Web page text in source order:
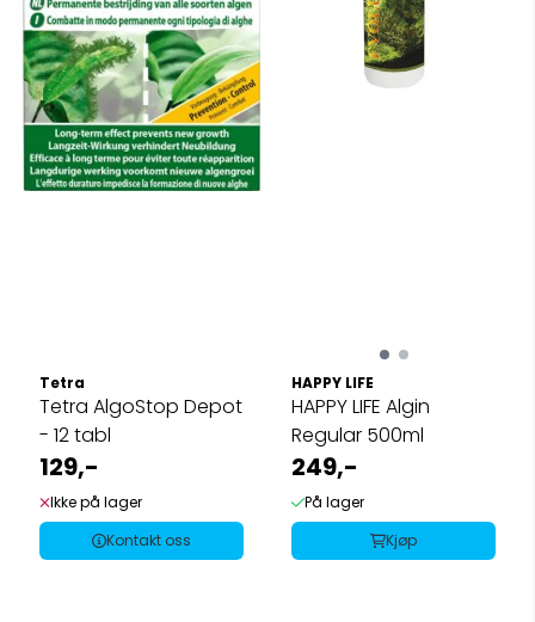
Tetra
Tetra AlgoStop Depot
- 12 tabl
129,-
Ikke på lager
Kontakt oss
HAPPY LIFE
HAPPY LIFE Algin
Regular 500ml
249,-
På lager
Kjøp